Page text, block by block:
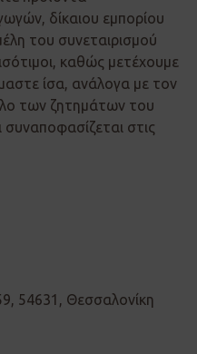
δίκαιου εμπορίου
του συνεταιρισμού
καθώς μετέχουμε
ίσα, ανάλογα με τον
των ζητημάτων του
συναποφασίζεται στις
54631, Θεσσαλονίκη